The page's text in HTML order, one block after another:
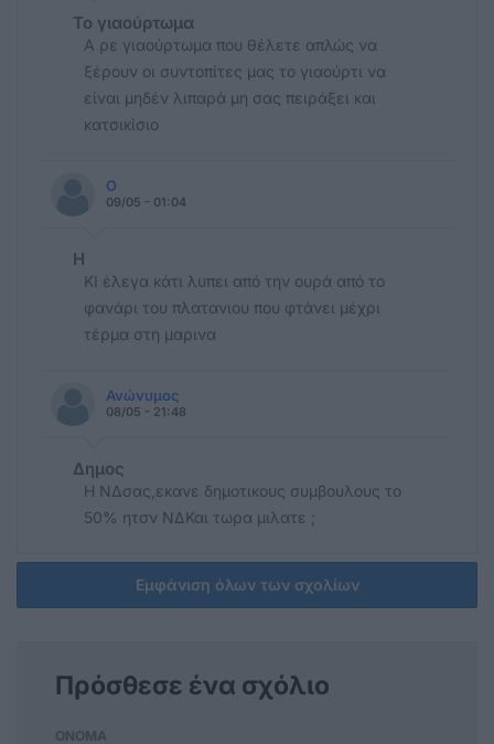
Το γιαούρτωμα
Α ρε γιαούρτωμα που θέλετε απλώς να
ξέρουν οι συντοπίτες μας το γιαούρτι να
είναι μηδέν λιπαρά μη σας πειράξει και
κατσικίσιο
Ο
09/05 - 01:04
Η
ΚΙ έλεγα κάτι λυπει από την ουρά από το
φανάρι του πλατανιου που φτάνει μέχρι
τέρμα στη μαρινα
Ανώνυμος
08/05 - 21:48
Δημος
Η ΝΔσας,εκανε δημοτικους συμβουλους το
50% ητσν ΝΔΚαι τωρα μιλατε ;
Εμφάνιση όλων των σχολίων
Πρόσθεσε ένα σχόλιο
ΟΝΟΜΑ